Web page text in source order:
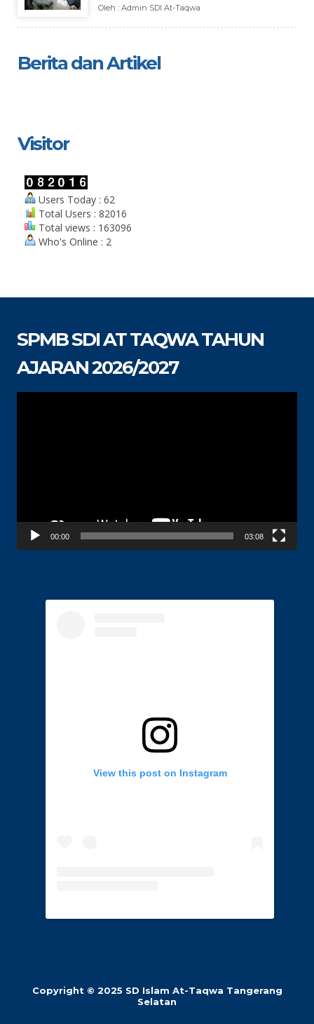
Oleh : Admin SDI At-Taqwa
Berita dan Artikel
Visitor
Users Today : 62
Total Users : 82016
Total views : 163096
Who's Online : 2
SPMB SDI AT TAQWA TAHUN
AJARAN 2026/2027
00:00 03:08
View this post on Instagram
Copyright © 2025 SD Islam At-Taqwa Tangerang
Selatan